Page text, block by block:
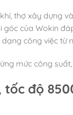
thợ xây dựng
của Wokin
công việc từ
mức công
độ